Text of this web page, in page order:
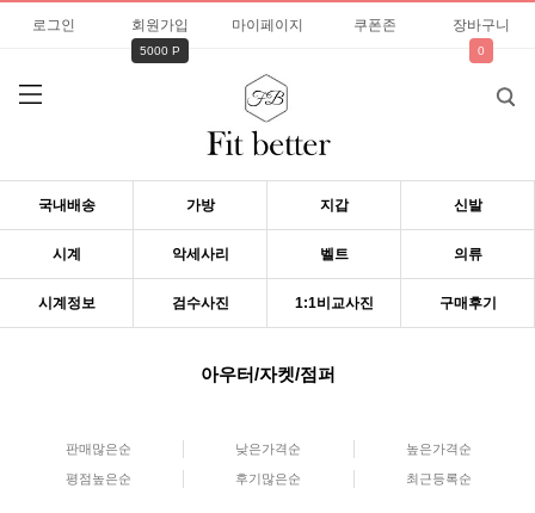
로그인 회원가입
5000 P
마이페이지 쿠폰존 장바구니
0
국내배송 가방 지갑 신발
시계 악세사리 벨트 의류
시계정보 검수사진 1:1비교사진 구매후기
아우터/자켓/점퍼
판매많은순 낮은가격순 높은가격순
평점높은순 후기많은순 최근등록순